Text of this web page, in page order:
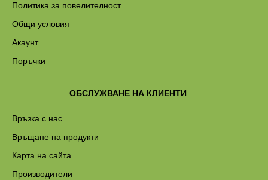
Политика за повелителност
Общи условия
Акаунт
Поръчки
ОБСЛУЖВАНЕ НА КЛИЕНТИ
Връзка с нас
Връщане на продукти
Карта на сайта
Производители